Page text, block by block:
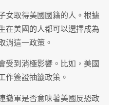
女取得美國國籍的人。根據
在美國的人都可以選擇成為
消這一政策。
受到消極影響。比如，美國
作簽證抽籤政策。
撤軍是否意味著美國反恐政